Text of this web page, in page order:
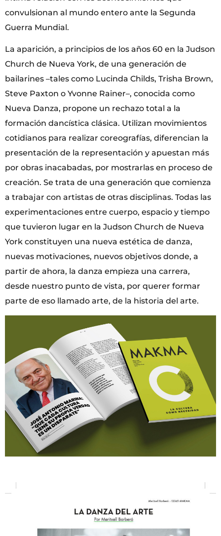
convulsionan al mundo entero ante la Segunda
Guerra Mundial.
La aparición, a principios de los años 60 en la Judson
Church de Nueva York, de una generación de
bailarines –tales como Lucinda Childs, Trisha Brown,
Steve Paxton o Yvonne Rainer–, conocida como
Nueva Danza, propone un rechazo total a la
formación dancística clásica. Utilizan movimientos
cotidianos para realizar coreografías, diferencian la
presentación de la representación y apuestan más
por obras inacabadas, por mostrarlas en proceso de
creación. Se trata de una generación que comienza
a trabajar con artistas de otras disciplinas. Todas las
experimentaciones entre cuerpo, espacio y tiempo
que tuvieron lugar en la Judson Church de Nueva
York constituyen una nueva estética de danza,
nuevas motivaciones, nuevos objetivos donde, a
partir de ahora, la danza empieza una carrera,
desde nuestro punto de vista, por querer formar
parte de eso llamado arte, de la historia del arte.